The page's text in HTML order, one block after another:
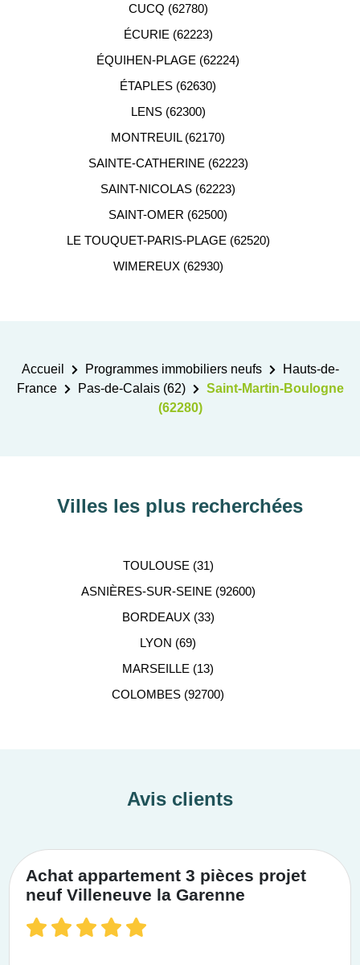
CUCQ (62780)
ÉCURIE (62223)
ÉQUIHEN-PLAGE (62224)
ÉTAPLES (62630)
LENS (62300)
MONTREUIL (62170)
SAINTE-CATHERINE (62223)
SAINT-NICOLAS (62223)
SAINT-OMER (62500)
LE TOUQUET-PARIS-PLAGE (62520)
WIMEREUX (62930)
Accueil Programmes immobiliers neufs
Hauts-de-
France
Pas-de-Calais (62)
Saint-Martin-Boulogne
(62280)
Villes les plus recherchées
TOULOUSE (31)
ASNIÈRES-SUR-SEINE (92600)
BORDEAUX (33)
LYON (69)
MARSEILLE (13)
COLOMBES (92700)
Avis clients
Achat appartement 3 pièces projet
neuf Villeneuve la Garenne